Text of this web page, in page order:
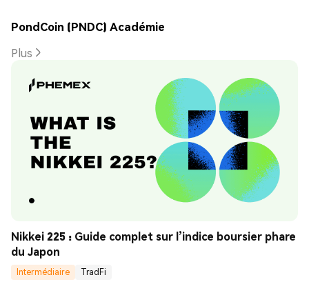
PondCoin (PNDC) Académie
Plus
Nikkei 225 : Guide complet sur l’indice boursier phare
du Japon
Intermédiaire
TradFi